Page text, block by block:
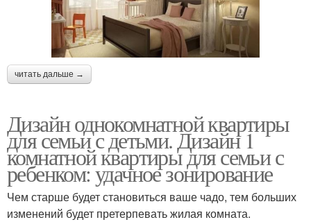
читать дальше →
Дизайн однокомнатной квартиры
для семьи с детьми. Дизайн 1
комнатной квартиры для семьи с
ребенком: удачное зонирование
Чем старше будет становиться ваше чадо, тем больших
изменений будет претерпевать жилая комната.